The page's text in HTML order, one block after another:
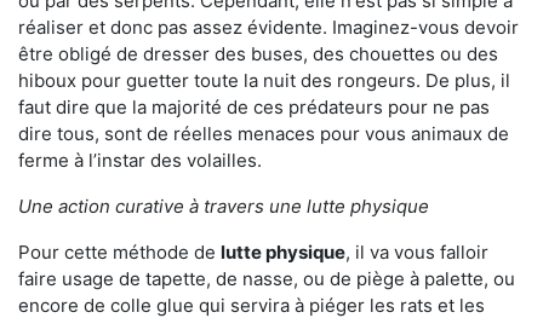
réaliser et donc pas assez évidente. Imaginez-vous devoir
être obligé de dresser des buses, des chouettes ou des
hiboux pour guetter toute la nuit des rongeurs. De plus, il
faut dire que la majorité de ces prédateurs pour ne pas
dire tous, sont de réelles menaces pour vous animaux de
ferme à l’instar des volailles.
Une action curative à travers une lutte physique
Pour cette méthode de lutte physique, il va vous falloir
faire usage de tapette, de nasse, ou de piège à palette, ou
encore de colle glue qui servira à piéger les rats et les